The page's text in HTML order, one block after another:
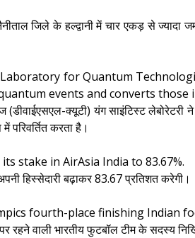
जिले के हल्द्वानी में चार एकड़ से ज्यादा
for Quantum
events and converts
(डीवाईएसएल-क्यूटी) यंग साइंटिस्ट
परिवर्तित करता है।
stake in AirAsia India to 83.67%.
हिस्सेदारी बढ़ाकर 83.67 प्रतिशत करेगी।
fourth-place finishing Indian
वाली भारतीय फुटबॉल टीम के सदस्य